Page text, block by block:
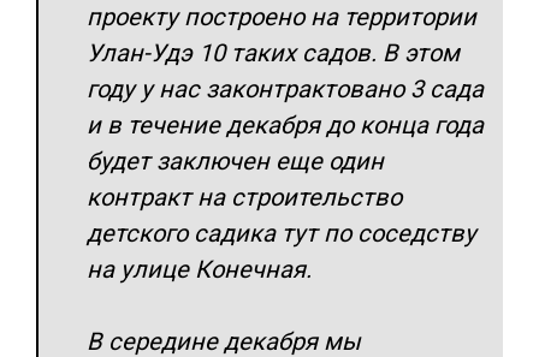
проекту построено на территории
Улан-Удэ 10 таких садов. В этом
году у нас законтрактовано 3 сада
и в течение декабря до конца года
будет заключен еще один
контракт на строительство
детского садика тут по соседству
на улице Конечная.
В середине декабря мы